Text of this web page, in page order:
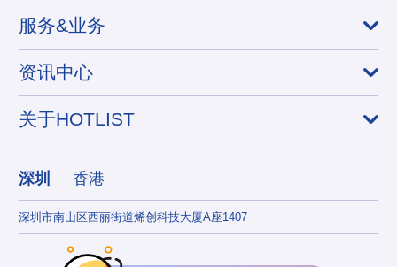
服务&业务
资讯中心
关于HOTLIST
深圳 香港
深圳市南山区西丽街道烯创科技大厦A座1407